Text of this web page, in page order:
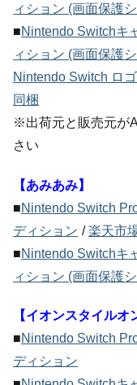
ィション (画面保護
■Nintendo Switchキ
ィション (画面保護
Nintendo Switch ロ
同梱
※出荷元と販売元が
さい
【あみあみ】
■Nintendo Switch
ディション /楽天市
■Nintendo Switchキ
ィション (画面保護
【イオンスタイルオ
■Nintendo Switch
ディション